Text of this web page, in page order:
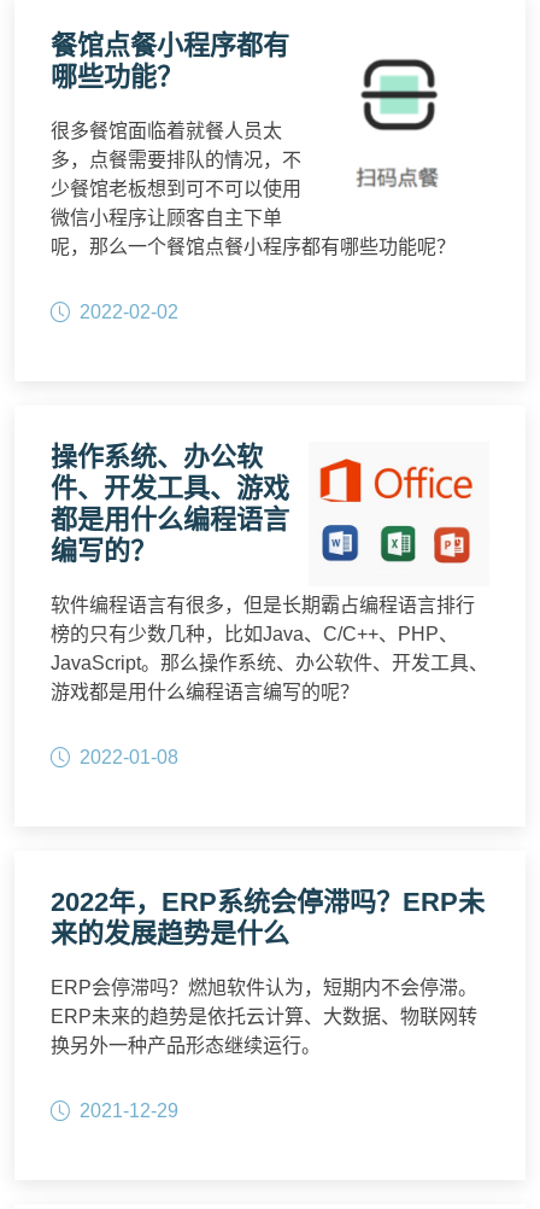
餐馆点餐小程序都有
哪些功能？
很多餐馆面临着就餐人员太
多，点餐需要排队的情况，不
少餐馆老板想到可不可以使用
微信小程序让顾客自主下单
呢，那么一个餐馆点餐小程序都有哪些功能呢？
2022-02-02
操作系统、办公软
件、开发工具、游戏
都是用什么编程语言
编写的？
软件编程语言有很多，但是长期霸占编程语言排行
榜的只有少数几种，比如Java、C/C++、PHP、
JavaScript。那么操作系统、办公软件、开发工具、
游戏都是用什么编程语言编写的呢？
2022-01-08
2022年，ERP系统会停滞吗？ERP未
来的发展趋势是什么
ERP会停滞吗？燃旭软件认为，短期内不会停滞。
ERP未来的趋势是依托云计算、大数据、物联网转
换另外一种产品形态继续运行。
2021-12-29